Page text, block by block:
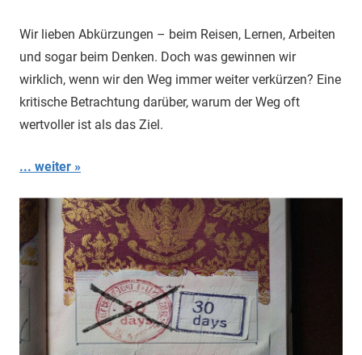
Wir lieben Abkürzungen – beim Reisen, Lernen, Arbeiten
und sogar beim Denken. Doch was gewinnen wir
wirklich, wenn wir den Weg immer weiter verkürzen? Eine
kritische Betrachtung darüber, warum der Weg oft
wertvoller ist als das Ziel.
... weiter